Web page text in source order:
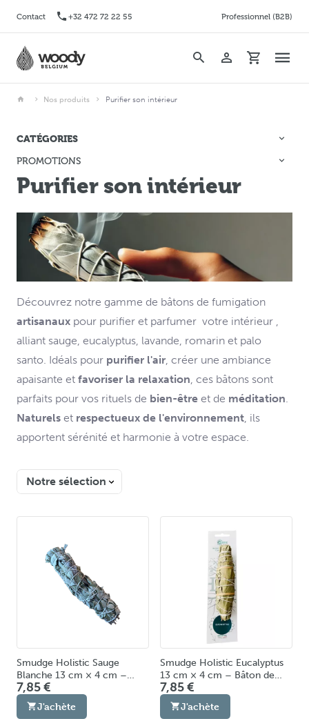
Contact +32 472 72 22 55 Professionnel (B2B)
Nos produits Purifier son intérieur
CATÉGORIES
PROMOTIONS
Purifier son intérieur
Découvrez notre gamme de bâtons de fumigation
artisanaux pour purifier et parfumer votre intérieur ,
alliant sauge, eucalyptus, lavande, romarin et palo
santo. Idéals pour purifier l'air , créer une ambiance
apaisante et favoriser la relaxation , ces bâtons sont
parfaits pour vos rituels de bien-être et de méditation
Naturels et respectueux de l'environnement , ils
apportent sérénité et harmonie à votre espace.
Trier
Smudge Holistic Sauge
Blanche 13 cm × 4 cm –
Bâton de Fumigation &
Purification Énergétique
Fabriqué en Europe
7,85 €
J'achète
Smudge Holistic Eucalyptus
13 cm × 4 cm – Bâton de
Fumigation & Purification
Énergétique Fabriqué en
Europe
7,85 €
J'achète